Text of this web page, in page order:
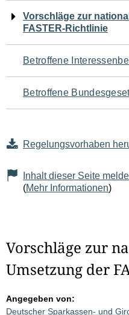
Navigation
für
den
Seiteninhalt
Vorschläge zur
FASTER-Richtlinie
Betroffene
Betroffene
Regelungsvorhaben
Inhalt dieser Seite
(Mehr Informationen)
Vorschläge zur
Umsetzung der
Angegeben von:
Deutscher Sparkassen- und